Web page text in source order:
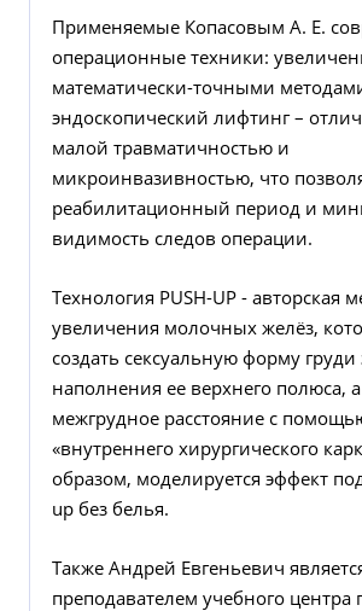
Применяемые Копасовым А. Е.
операционные техники:
математически-точными
эндоскопический лифтинг –
малой травматичностью и
микроинвазивностью, что
реабилитационный период и
видимость следов операции.
Технология PUSH-UP - авторская
увеличения молочных желёз,
создать сексуальную форму груди
наполнения ее верхнего полюса, а
межгрудное расстояние с
«внутреннего хирургического
образом, моделируется эффект
up без белья.
Также Андрей Евгеньевич
преподавателем учебного центра